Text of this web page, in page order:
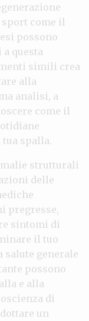
sport come il
possono
questa
simili crea
alla
analisi, a
come il
tua spalla.
strutturali
delle
pregresse,
sintomi di
il tuo
salute generale
possono
e alla
di
un